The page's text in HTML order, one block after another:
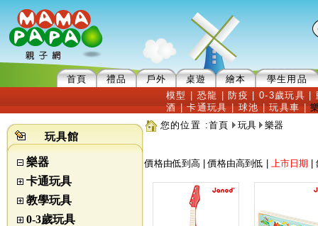
首頁 禮品 戶外 桌遊 繪本
學生用品
模型
恐龍 防疫 |0-3歲玩具 |
酒|卡通玩具|球池|玩具車|
玩具館
樂器
卡通玩具
教學玩具
0-3歲玩具
您的位置 :首頁 玩具 樂器
價格由低到高 |價格由高到低 上市日期